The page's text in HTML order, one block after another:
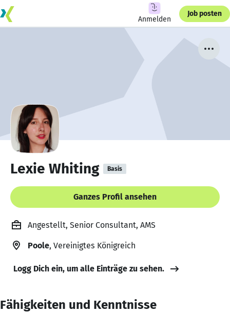
Anmelden
Job posten
Lexie Whiting Basis
Ganzes Profil ansehen
Angestellt, Senior Consultant, AMS
Poole, Vereinigtes Königreich
Logg Dich ein, um alle Einträge zu sehen.
Fähigkeiten und Kenntnisse